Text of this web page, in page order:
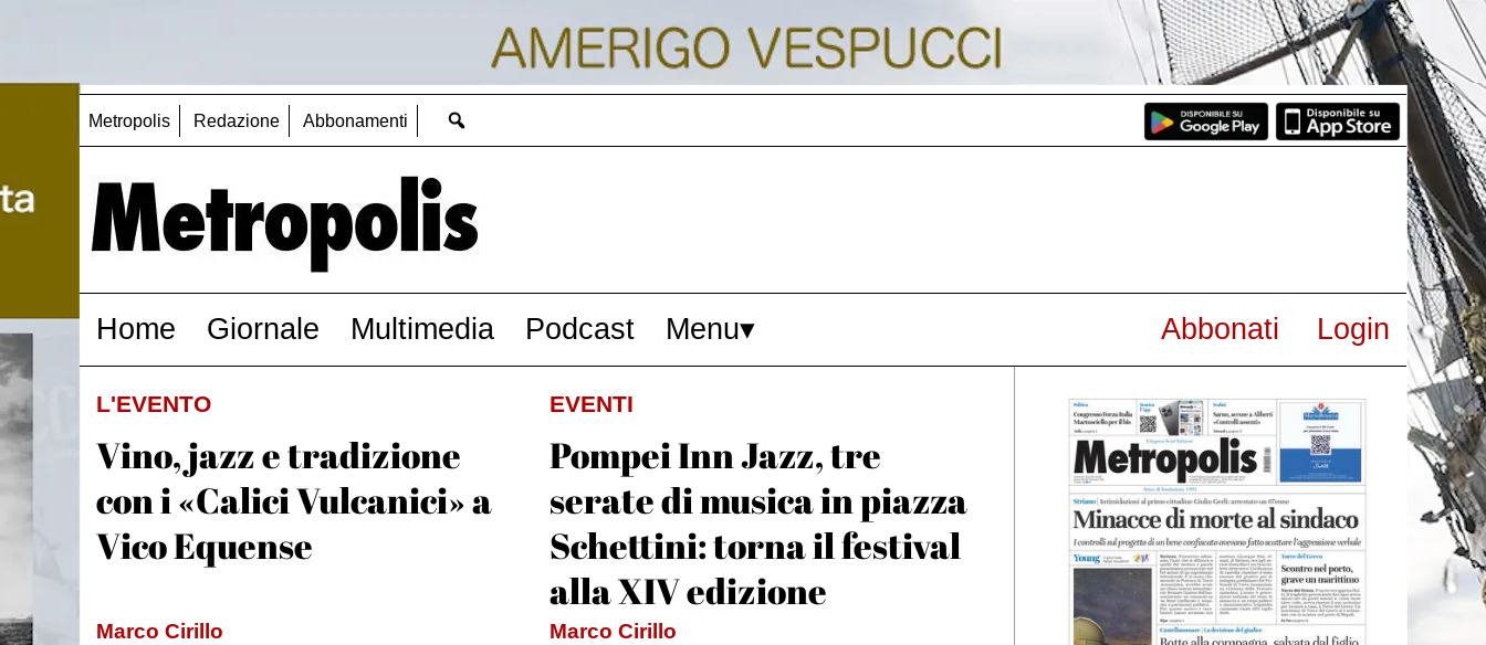
Metropolis Redazione Abbonamenti
Home Giornale Multimedia Podcast Menu Abbonati Login
L'EVENTO
Vino, jazz e tradizione
con i «Calici Vulcanici» a
Vico Equense
Marco Cirillo
EVENTI
Pompei Inn Jazz, tre
serate di musica in piazza
Schettini: torna il festival
alla XIV edizione
Marco Cirillo